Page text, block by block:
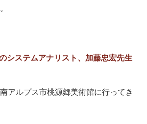
ステムアナリスト、加藤忠宏先生
アルプス市桃源郷美術館に行ってき